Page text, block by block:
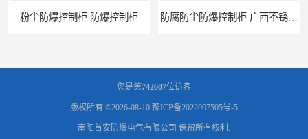
粉尘防爆控制柜 防爆控制柜
您是第742607位访客
版权所有 ©2026-08-10 豫ICP备2022007505号-5
南阳首安防爆电气有限公司 保留所有权利.